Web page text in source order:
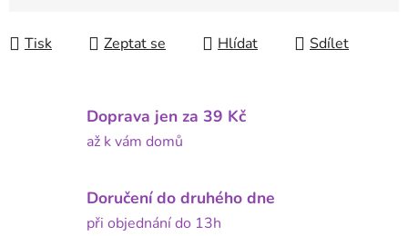
Tisk Zeptat se Hlídat Sdílet
Doprava jen za 39 Kč
až k vám domů
Doručení do druhého dne
při objednání do 13h